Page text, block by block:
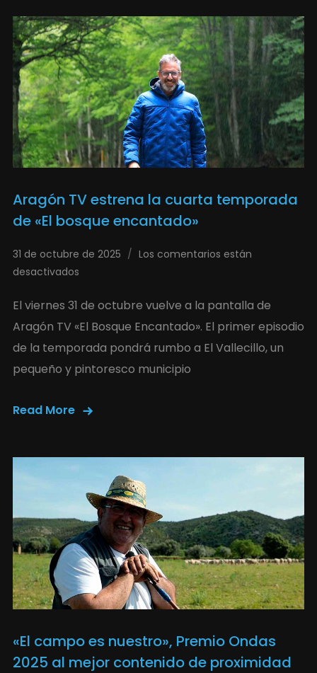
Aragón TV estrena la cuarta temporada
de «El bosque encantado»
31 de octubre de 2025
Los comentarios están
desactivados
El viernes 31 de octubre vuelve a la pantalla de
Aragón TV «El Bosque Encantado». El primer episodio
de la temporada pondrá rumbo a El Vallecillo, un
pequeño y pintoresco municipio
Read More
«El campo es nuestro», Premio Ondas
2025 al mejor contenido de proximidad